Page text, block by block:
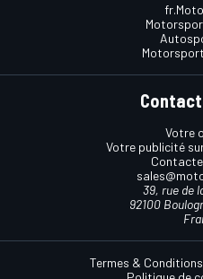
Votre
Votre publicité
39, rue de
92100
Termes & Conditions